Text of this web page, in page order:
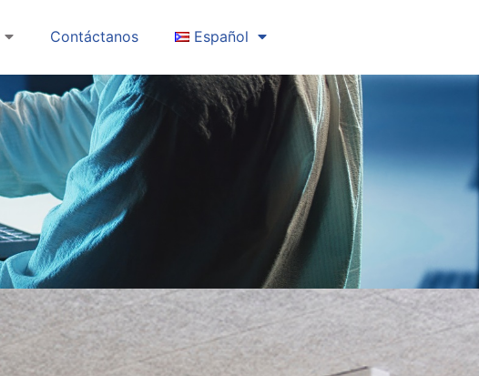
Contáctanos Español